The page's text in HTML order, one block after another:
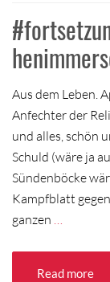
Aus dem Leben.
Anfechter der
und alles, schön
Schuld (wäre ja
Sündenböcke
Kampfblatt
ganzen …
Read more